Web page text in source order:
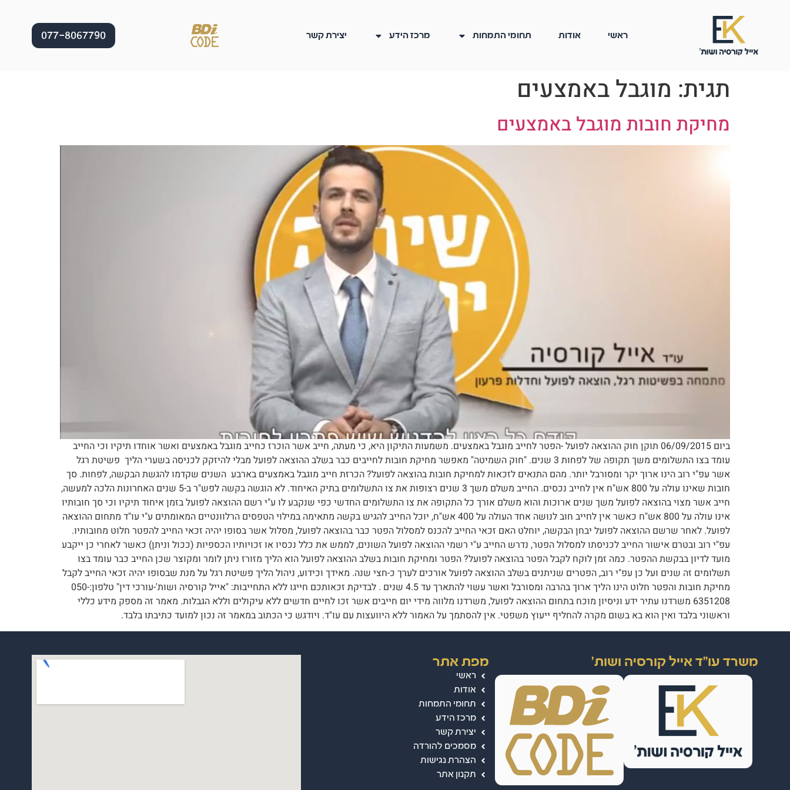
ראשי אודות תחומי התמחות מרכז הידע יצירת קשר 077-8067790
תגית: מוגבל באמצעים
מחיקת חובות מוגבל באמצעים
ביום 06/09/2015 תוקן חוק ההוצאה לפועל -הפטר לחייב מוגבל באמצעים. משמעות התיקון היא, כי מעתה, חייב אשר הוכרז כחייב מוגבל באמצעים ואשר אוחדו תיקיו וכי החייב
עומד בצו התשלומים משך תקופה של לפחות 3 שנים. "חוק השמיטה" מאפשר מחיקת חובות לחייבים כבר בשלב ההוצאה לפועל מבלי להיזקק לכניסה בשערי הליך פשיטת רגל
אשר עפ"י רוב הינו ארוך יקר ומסורבל יותר. מהם התנאים לזכאות למחיקת חובות בהוצאה לפועל? הכרזת חייב מוגבל באמצעים בארבע השנים שקדמו להגשת הבקשה, לפחות. סך
חובות שאינו עולה על 800 אש"ח אין לחייב נכסים. החייב משלם משך 3 שנים רצופות את צו התשלומים בתיק האיחוד. לא הוגשה בקשה לפש"ר ב-5 שנים האחרונות הלכה למעשה,
חייב אשר מצוי בהוצאה לפועל משך שנים ארוכות והוא משלם אורך כל התקופה את צו התשלומים החדשי כפי שנקבע לו ע"י רשם ההוצאה לפועל בזמן איחוד תיקיו וכי סך חובותיו
אינו עולה על 800 אש"ח כאשר אין לחייב חוב לנושה אחד העולה על 400 אש"ח, יוכל החייב להגיש בקשה מתאימה במילוי הטפסים הרלוונטיים המאומתים ע"י עו"ד מתחום ההוצאה
לפועל. לאחר שרשם ההוצאה לפועל יבחן הבקשה, יוחלט האם זכאי החייב להכנס למסלול הפטר כבר בהוצאה לפועל, מסלול אשר בסופו יהיה זכאי החייב להפטר חלוט מחובותיו.
עפ"י רוב ובטרם אישור החייב לכניסתו למסלול הפטר, נדרש החייב ע"י רשמי ההוצאה לפועל השונים, לממש את כלל נכסיו או זכויותיו הכספיות (ככול וניתן) כאשר לאחרי כן ייקבע
מועד לדיון בבקשת ההפטר. כמה זמן לוקח לקבל הפטר בהוצאה לפועל? הפטר ומחיקת חובות בשלב ההוצאה לפועל הוא הליך מזורז ניתן לומר ומקוצר שכן החייב כבר עומד בצו
תשלומים זה שנים ועל כן עפ"י רוב, הפטרים שניתנים בשלב ההוצאה לפועל אורכים לערך כ-חצי שנה. מאידך וכידוע, ניהול הליך פשיטת רגל על מנת שבסופו יהיה זכאי החייב לקבל
מחיקת חובות והפטר חלוט הינו הליך ארוך בהרבה ומסורבל ואשר עשוי להתארך עד 4.5 שנים . לבדיקת זכאותכם חייגו ללא התחייבות: "אייל קורסיה ושות'-עורכי דין" טלפון:050-
6351208 משרדנו עתיר ידע וניסיון מוכח בתחום ההוצאה לפועל, משרדנו מלווה מידי יום חייבים אשר זכו לחיים חדשים ללא עיקולים וללא הגבלות. מאמר זה מספק מידע כללי
וראשוני בלבד ואין הוא בא בשום מקרה להחליף ייעוץ משפטי. אין להסתמך על האמור ללא היוועצות עם עו"ד. ויודגש כי הכתוב במאמר זה נכון למועד כתיבתו בלבד.
משרד עו"ד אייל קורסיה ושות' מפת אתר
ראשי
אודות
תחומי התמחות
מרכז הידע
יצירת קשר
מסמכים להורדה
הצהרת נגישות
תקנון אתר